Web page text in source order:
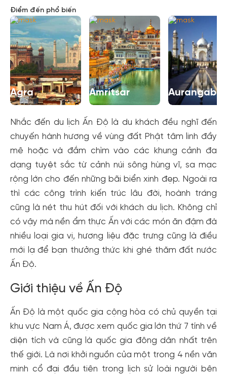
Xem tất cả ảnh
Điểm đến phổ biến
Agra Amritsar
Nhắc đến du lịch Ấn Độ là du khách đều nghĩ đến
chuyến hành hương về vùng đất Phật tâm linh đầy
mê hoặc và đắm chìm vào các khung cảnh đa
dạng tuyệt sắc từ cảnh núi sông hùng vĩ, sa mạc
rộng lớn cho đến những bãi biển xinh đẹp. Ngoài ra
thì các công trình kiến trúc lâu đời, hoành tráng
cũng là nét thu hút đối với khách du lịch. Không chỉ
có vậy mà nền ẩm thực Ấn với các món ăn đậm đà
nhiều loại gia vị, hương liệu đặc trưng cũng là điều
mới lạ để bạn thưởng thức khi ghé thăm đất nước
Ấn Độ.
Giới thiệu về Ấn Độ
Ấn Độ là một quốc gia cộng hòa có chủ quyền tại
khu vực Nam Á, được xem quốc gia lớn thứ 7 tính về
diện tích và cũng là quốc gia đông dân nhất trên
thế giới. Là nơi khởi nguồn của một trong 4 nền văn
minh cổ đại đầu tiên trong lịch sử loài người bên